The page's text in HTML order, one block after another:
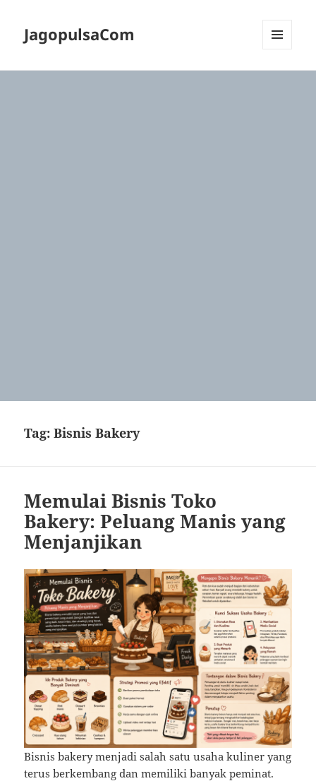
JagopulsaCom
Tag:Bisnis Bakery
Memulai Bisnis Toko
Bakery: Peluang Manis yang
Menjanjikan
Bisnis bakery menjadi salah satu usaha kuliner yang
terus berkembang dan memiliki banyak peminat.